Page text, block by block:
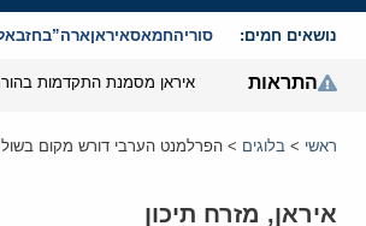
נושאים חמים: סוריהחמאסאיראןארה”ב
התראות איראן מסמנת התקדמות
ראשי > בלוגים > הפרלמנט הערבי דורש מקום
איראן, מזרח תיכון